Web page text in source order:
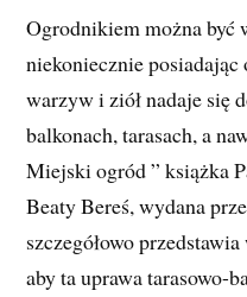
Ogrodnikiem można być
niekoniecznie
warzyw i ziół nadaje się
balkonach, tarasach, a
Miejski ogród ” książka
Beaty Bereś, wydana
szczegółowo
aby ta uprawa tarasowo-